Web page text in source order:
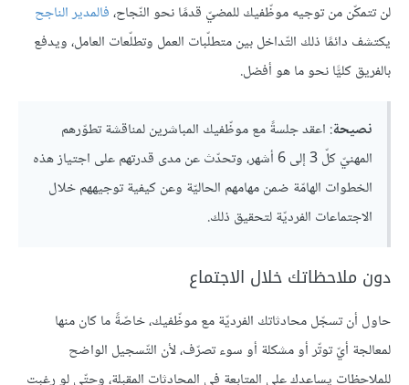
لن تتمكّن من توجيه موظّفيك للمضيّ قدمًا نحو النّجاح،فالمدير الناجح
يكتشف دائمًا ذلك التّداخل بين متطلّبات العمل وتطلّعات العامل، ويدفع
بالفريق كليًّا نحو ما هو أفضل.
نصيحة: اعقد جلسةً مع موظّفيك المباشرين لمناقشة تطوّرهم
المهنيّ كلّ 3 إلى 6 أشهر، وتحدّث عن مدى قدرتهم على اجتياز هذه
الخطوات الهامّة ضمن مهامهم الحاليّة وعن كيفية توجيههم خلال
الاجتماعات الفرديّة لتحقيق ذلك.
‏دون ملاحظاتك خلال الاجتماع
حاول أن تسجّل محادثاتك الفرديّة مع موظّفيك، خاصّةً ما كان منها
لمعالجة أيّ توتّر أو مشكلة أو سوء تصرّف، لأن التّسجيل الواضح